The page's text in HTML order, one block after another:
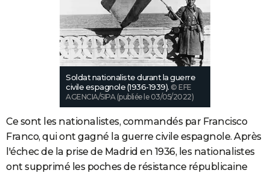
Soldat nationaliste durant la guerre
civile espagnole (1936-1939). © EFE
AGENCIA/SIPA (publiée le 03/05/2022)
Ce sont les nationalistes, commandés par Francisco
Franco, qui ont gagné la guerre civile espagnole. Après
l'échec de la prise de Madrid en 1936, les nationalistes
ont supprimé les poches de résistance républicaine